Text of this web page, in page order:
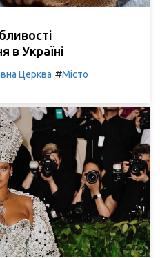
в Україні
Церква #Місто